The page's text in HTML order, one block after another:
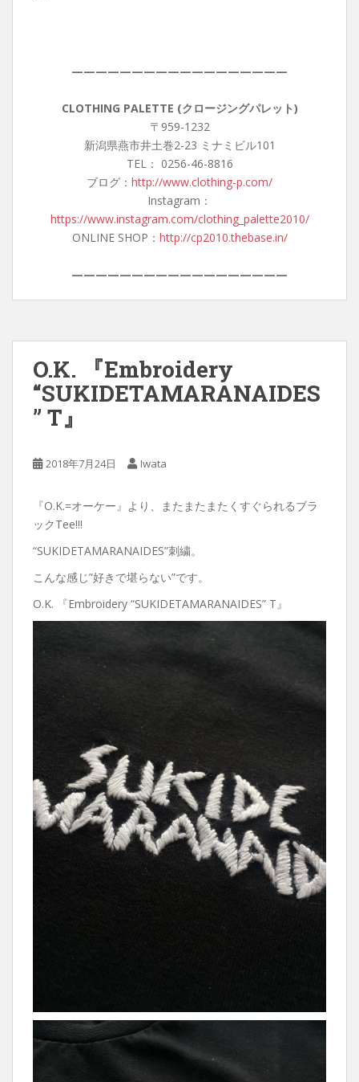
——————————————————
CLOTHING PALETTE (クロージングパレット)
〒959-1232
新潟県燕市井土巻2-23 ミナミビル101
TEL： 0256-46-8816
ブログ： http://www.clothing-p.com/
Instagram：
https://www.instagram.com/clothing_palette2010/
ONLINE SHOP： http://cp2010.thebase.in/
——————————————————
O.K. 『Embroidery
“SUKIDETAMARANAIDES
” T』
2018年7月24日 Iwata
『O.K.=オーケー』より、またまたまたくすぐられるブラ
ックTee!!!
“SUKIDETAMARANAIDES”刺繍。
こんな感じ”好きで堪らない”です。
O.K. 『Embroidery “SUKIDETAMARANAIDES” T』